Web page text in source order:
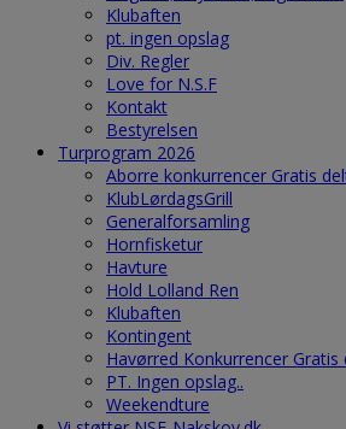
Klubaften
pt. ingen opslag
Div. Regler
Love for N.S.F
Kontakt
Bestyrelsen
Turprogram 2026
Aborre konkurrencer Gratis
KlubLørdagsGrill
Generalforsamling
Hornfisketur
Havture
Hold Lolland Ren
Klubaften
Kontingent
Havørred Konkurrencer Gratis
PT. Ingen opslag..
Weekendture